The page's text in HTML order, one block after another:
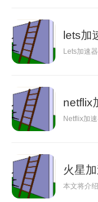
lets加
Lets加速
netflix
Netflix加
火星
本文将介